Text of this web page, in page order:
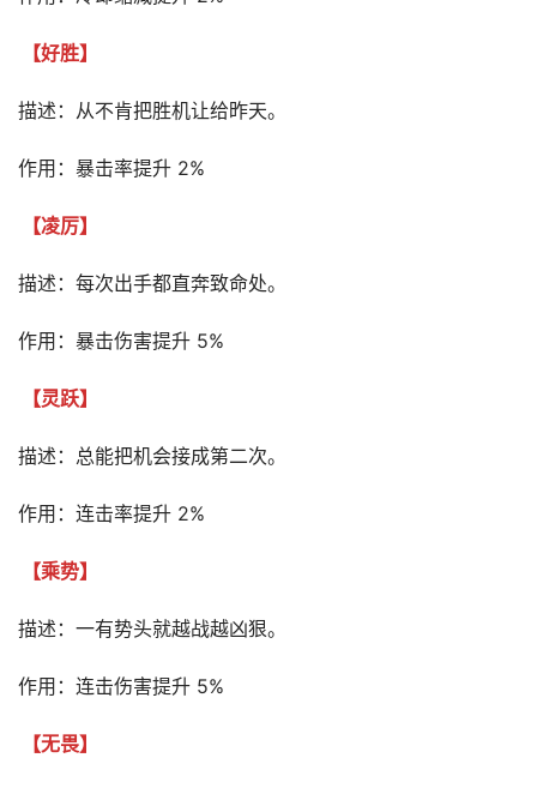
【好胜】
描述：从不肯把胜机让给昨天。
作用：暴击率提升 2%
【凌厉】
描述：每次出手都直奔致命处。
作用：暴击伤害提升 5%
【灵跃】
描述：总能把机会接成第二次。
作用：连击率提升 2%
【乘势】
描述：一有势头就越战越凶狠。
作用：连击伤害提升 5%
【无畏】